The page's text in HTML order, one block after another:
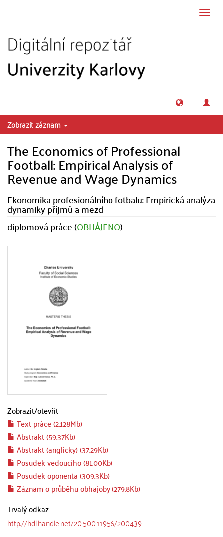
Zobrazit záznam
The Economics of Professional
Football: Empirical Analysis of
Revenue and Wage Dynamics
Ekonomika profesionálního fotbalu: Empirická analýza
dynamiky příjmů a mezd
diplomová práce (OBHÁJENO)
Zobrazit/otevřít
Text práce (2.128Mb)
Abstrakt (59.37Kb)
Abstrakt (anglicky) (37.29Kb)
Posudek vedoucího (81.00Kb)
Posudek oponenta (309.3Kb)
Záznam o průběhu obhajoby (279.8Kb)
Trvalý odkaz
http://hdl.handle.net/20.500.11956/200439